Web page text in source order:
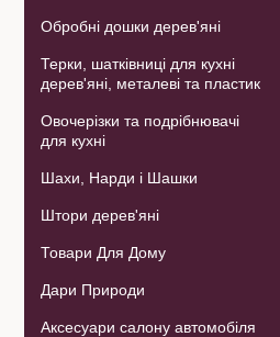
Обробні дошки дерев'яні
Терки, шатківниці для кухні
дерев'яні, металеві та пластик
Овочерізки та подрібнювачі
для кухні
Шахи, Нарди і Шашки
Штори дерев'яні
Товари Для Дому
Дари Природи
Аксесуари салону автомобіля